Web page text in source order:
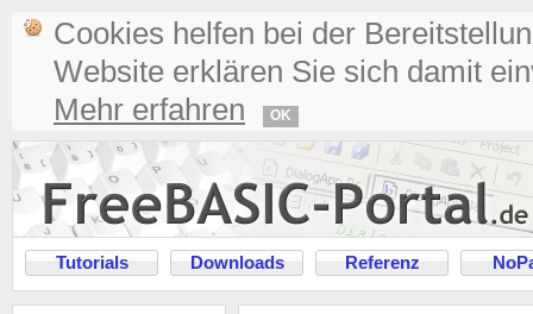
Cookies helfen bei der
Website erklären Sie sich damit
Mehr erfahren
OK
Tutorials Downloads Referenz